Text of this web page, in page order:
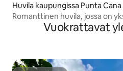
Huvila kaupungissa Punta Cana
Romanttinen huvila, jossa on
trooppinen puutarha
Vuokrattavat